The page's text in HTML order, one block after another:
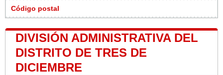
Código postal
DIVISIÓN ADMINISTRATIVA DEL
DISTRITO DE TRES DE
DICIEMBRE